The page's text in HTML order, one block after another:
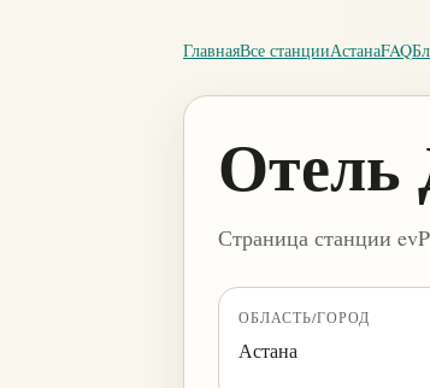
ГлавнаяВсе станцииАстанаFAQ
Отель
Страница станции
ОБЛАСТЬ/ГОРОД
Астана